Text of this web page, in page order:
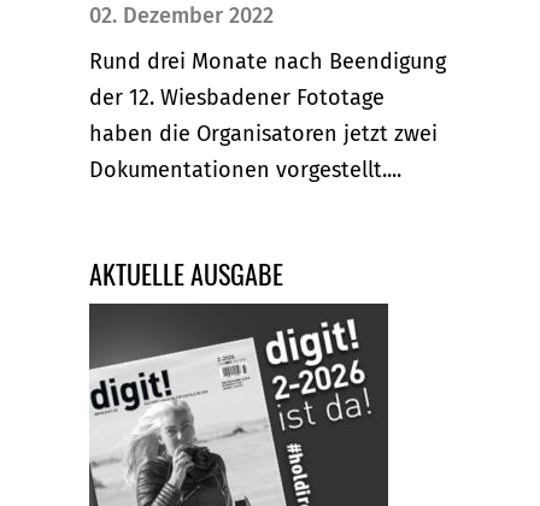
02. Dezember 2022
Rund drei Monate nach Beendigung
der 12. Wiesbadener Fototage
haben die Organisatoren jetzt zwei
Dokumentationen vorgestellt....
AKTUELLE AUSGABE